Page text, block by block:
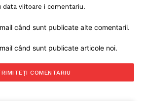
viitoare i comentariu.
când sunt publicate alte comentarii.
când sunt publicate articole noi.